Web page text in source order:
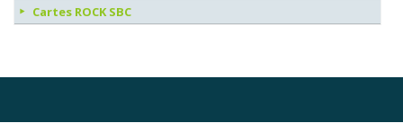
Cartes ROCK SBC